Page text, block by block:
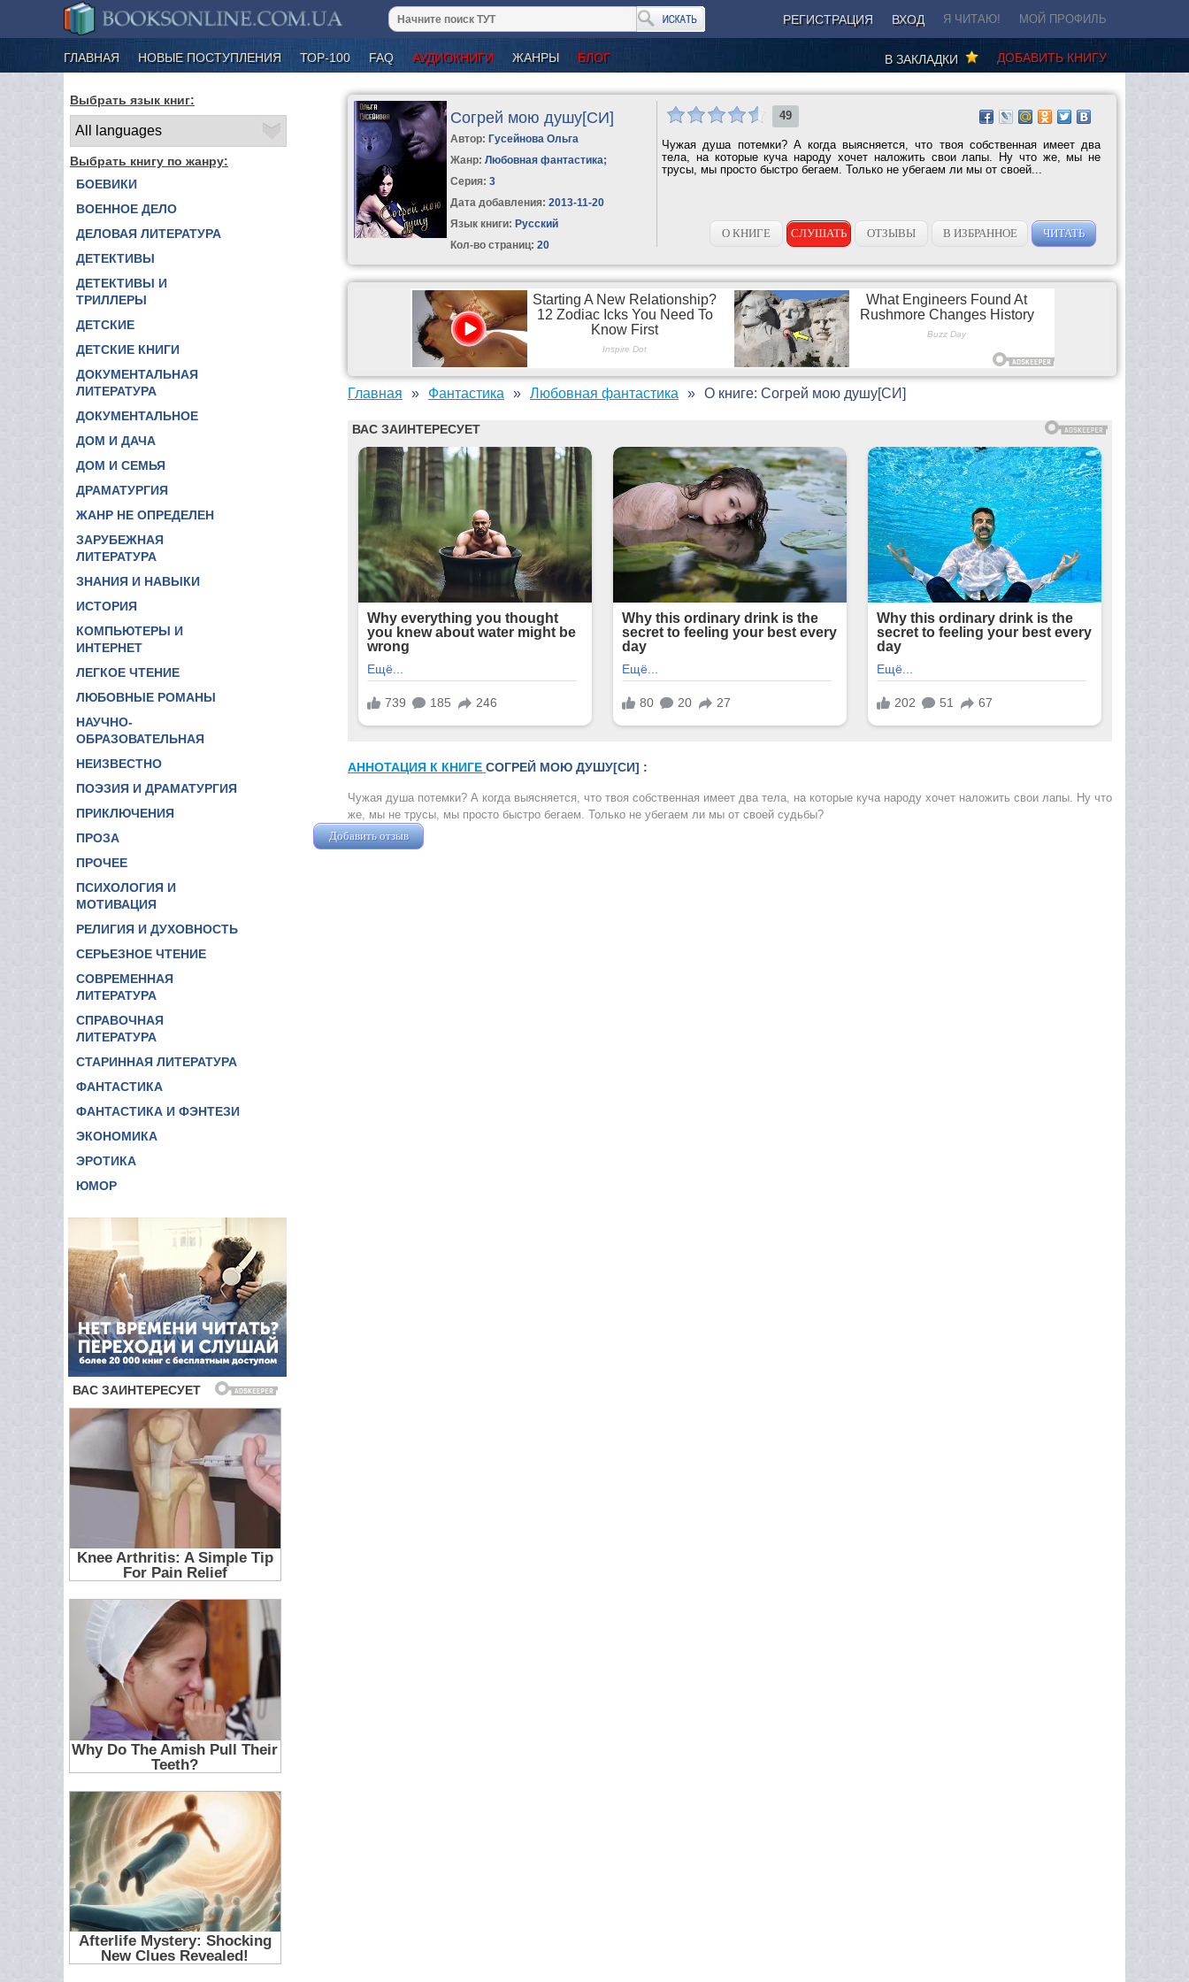
РЕГИСТРАЦИЯ ВХОД Я ЧИТАЮ! МОЙ ПРОФИЛЬ
ГЛАВНАЯ НОВЫЕ ПОСТУПЛЕНИЯ ТОР-100 FAQ АУДИОКНИГИ ЖАНРЫ БЛОГ ДОБАВИТЬ КНИГУ
В ЗАКЛАДКИ
Выбрать язык книг:
Выбрать книгу по жанру:
БОЕВИКИ
ВОЕННОЕ ДЕЛО
ДЕЛОВАЯ ЛИТЕРАТУРА
ДЕТЕКТИВЫ
ДЕТЕКТИВЫ И
ТРИЛЛЕРЫ
ДЕТСКИЕ
ДЕТСКИЕ КНИГИ
ДОКУМЕНТАЛЬНАЯ
ЛИТЕРАТУРА
ДОКУМЕНТАЛЬНОЕ
ДОМ И ДАЧА
ДОМ И СЕМЬЯ
ДРАМАТУРГИЯ
ЖАНР НЕ ОПРЕДЕЛЕН
ЗАРУБЕЖНАЯ
ЛИТЕРАТУРА
ЗНАНИЯ И НАВЫКИ
ИСТОРИЯ
КОМПЬЮТЕРЫ И
ИНТЕРНЕТ
ЛЕГКОЕ ЧТЕНИЕ
ЛЮБОВНЫЕ РОМАНЫ
НАУЧНО-
ОБРАЗОВАТЕЛЬНАЯ
НЕИЗВЕСТНО
ПОЭЗИЯ И ДРАМАТУРГИЯ
ПРИКЛЮЧЕНИЯ
ПРОЗА
ПРОЧЕЕ
ПСИХОЛОГИЯ И
МОТИВАЦИЯ
РЕЛИГИЯ И ДУХОВНОСТЬ
СЕРЬЕЗНОЕ ЧТЕНИЕ
СОВРЕМЕННАЯ
ЛИТЕРАТУРА
СПРАВОЧНАЯ
ЛИТЕРАТУРА
СТАРИННАЯ ЛИТЕРАТУРА
ФАНТАСТИКА
ФАНТАСТИКА И ФЭНТЕЗИ
ЭКОНОМИКА
ЭРОТИКА
ЮМОР
Согрей мою душу[СИ]
Автор: Гусейнова Ольга
Жанр: Любовная фантастика;
Серия:3
Дата добавления: 2013-11-20
Язык книги: Русский
Кол-во страниц: 20
49
Чужая душа потемки? А когда выясняется, что твоя собственная имеет два
тела, на которые куча народу хочет наложить свои лапы. Ну что же, мы не
трусы, мы просто быстро бегаем. Только не убегаем ли мы от своей...
О КНИГЕ СЛУШАТЬ ОТЗЫВЫ В ИЗБРАННОЕ ЧИТАТЬ
Главная Фантастика Любовная фантастика О книге: Согрей мою душу[СИ]
АННОТАЦИЯ К КНИГЕ СОГРЕЙ МОЮ ДУШУ[СИ] :
Чужая душа потемки? А когда выясняется, что твоя собственная имеет два тела, на которые куча народу хочет наложить свои лапы. Ну что
же, мы не трусы, мы просто быстро бегаем. Только не убегаем ли мы от своей судьбы?
Добавить отзыв